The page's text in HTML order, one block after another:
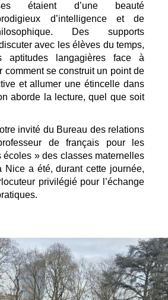
étaient d’une beauté
d’intelligence et de
Des supports
avec les élèves du temps,
aptitudes langagières face à
comment se construit un point de
et allumer une étincelle dans
aborde la lecture, quel que soit
invité du Bureau des relations
de français pour les
écoles » des classes maternelles
Nice a été, durant cette journée,
privilégié pour l’échange